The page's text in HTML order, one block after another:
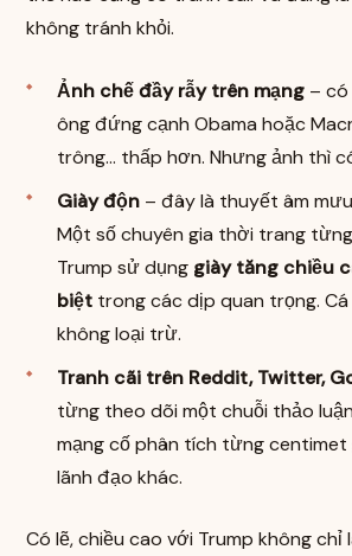
không tránh khỏi.
Ảnh chế đầy rẫy trên mạng– có
ông đứng cạnh Obama hoặc
trông… thấp hơn. Nhưng ảnh thì
Giày độn– đây là thuyết âm
Một số chuyên gia thời trang
Trump sử dụng giày tăng chiều
biệttrong các dịp quan trọng. Cá
không loại trừ.
Tranh cãi trên Reddit, Twitter,
từng theo dõi một chuỗi thảo
mạng cố phân tích từng centimet
lãnh đạo khác.
Có lẽ, chiều cao với Trump không chỉ